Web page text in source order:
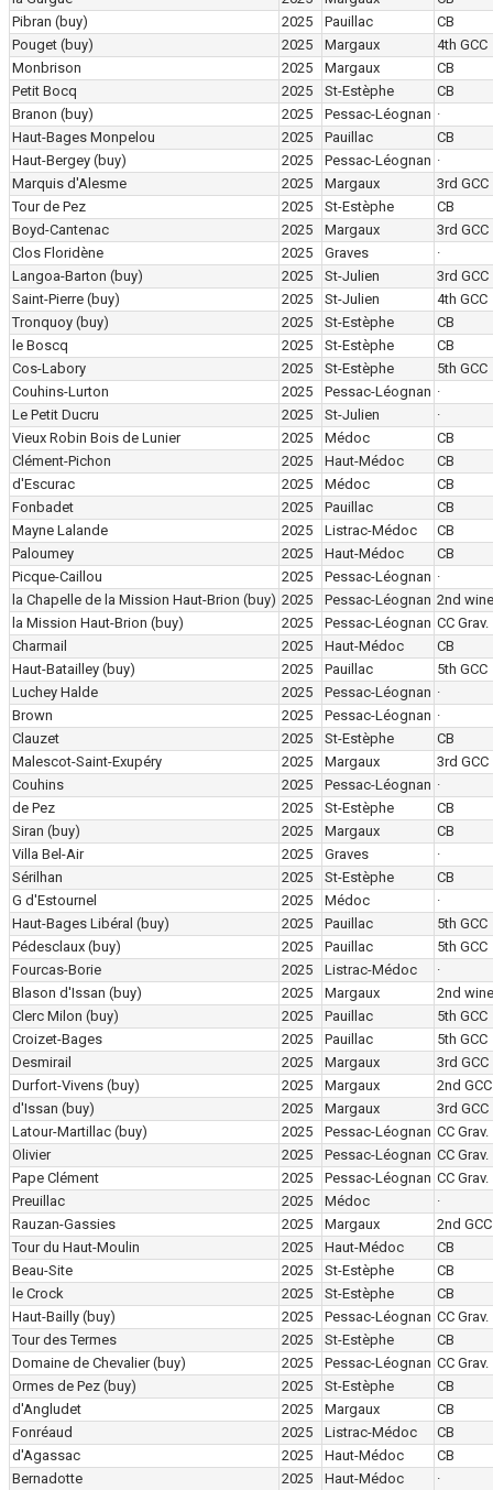
Pibran (buy) 2025 Pauillac
CB
Pouget (buy) 2025 Margaux
4th GCC
Monbrison
2025 Margaux
CB
Petit Bocq
2025 St-Estèphe
CB
Branon (buy) 2025 Pessac-Léognan ·
Haut-Bages Monpelou
2025 Pauillac
CB
Haut-Bergey (buy) 2025 Pessac-Léognan ·
Marquis d'Alesme
2025 Margaux
3rd GCC
Tour de Pez
2025 St-Estèphe
CB
Boyd-Cantenac
2025 Margaux
3rd GCC
Clos Floridène
2025 Graves
·
Langoa-Barton (buy) 2025 St-Julien
3rd GCC
Saint-Pierre (buy) 2025 St-Julien
4th GCC
Tronquoy (buy) 2025 St-Estèphe
CB
le Boscq
2025 St-Estèphe
CB
Cos-Labory
2025 St-Estèphe
5th GCC
Couhins-Lurton
2025 Pessac-Léognan ·
Le Petit Ducru
2025 St-Julien
·
Vieux Robin Bois de Lunier
2025 Médoc
CB
Clément-Pichon
2025 Haut-Médoc
CB
d'Escurac
2025 Médoc
CB
Fonbadet
2025 Pauillac
CB
Mayne Lalande
2025 Listrac-Médoc
CB
Paloumey
2025 Haut-Médoc
CB
Picque-Caillou
2025 Pessac-Léognan ·
la Chapelle de la Mission Haut-Brion (buy) 2025 Pessac-Léognan 2nd wine
la Mission Haut-Brion (buy) 2025 Pessac-Léognan CC Grav.
Charmail
2025 Haut-Médoc
CB
Haut-Batailley (buy) 2025 Pauillac
5th GCC
Luchey Halde
2025 Pessac-Léognan ·
Brown
2025 Pessac-Léognan ·
Clauzet
2025 St-Estèphe
CB
Malescot-Saint-Exupéry
2025 Margaux
3rd GCC
Couhins
2025 Pessac-Léognan ·
de Pez
2025 St-Estèphe
CB
Siran (buy) 2025 Margaux
CB
Villa Bel-Air
2025 Graves
·
Sérilhan
2025 St-Estèphe
CB
G d'Estournel
2025 Médoc
·
Haut-Bages Libéral (buy) 2025 Pauillac
5th GCC
Pédesclaux (buy) 2025 Pauillac
5th GCC
Fourcas-Borie
2025 Listrac-Médoc
·
Blason d'Issan (buy) 2025 Margaux
2nd wine
Clerc Milon (buy) 2025 Pauillac
5th GCC
Croizet-Bages
2025 Pauillac
5th GCC
Desmirail
2025 Margaux
3rd GCC
Durfort-Vivens (buy) 2025 Margaux
2nd GCC
d'Issan (buy) 2025 Margaux
3rd GCC
Latour-Martillac (buy) 2025 Pessac-Léognan CC Grav.
Olivier
2025 Pessac-Léognan CC Grav.
Pape Clément
2025 Pessac-Léognan CC Grav.
Preuillac
2025 Médoc
·
Rauzan-Gassies
2025 Margaux
2nd GCC
Tour du Haut-Moulin
2025 Haut-Médoc
CB
Beau-Site
2025 St-Estèphe
CB
le Crock
2025 St-Estèphe
CB
Haut-Bailly (buy) 2025 Pessac-Léognan CC Grav.
Tour des Termes
2025 St-Estèphe
CB
Domaine de Chevalier (buy) 2025 Pessac-Léognan CC Grav.
Ormes de Pez (buy) 2025 St-Estèphe
CB
d'Angludet
2025 Margaux
CB
Fonréaud
2025 Listrac-Médoc
CB
d'Agassac
2025 Haut-Médoc
CB
Bernadotte
2025 Haut-Médoc ·